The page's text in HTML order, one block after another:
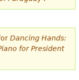
Dancing Hands:
for President